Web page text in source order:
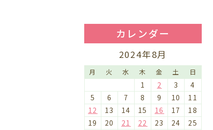
カレンダー
2024年8月
月 火 水 木 金 土 日
1 2 3
4
5
6 7 8 9 10
11
12
13 14 15 16 17
18
19
20 21 22 23 24
25